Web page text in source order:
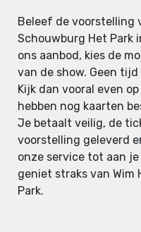
Beleef de voorstelling
Schouwburg Het Park
ons aanbod, kies de
van de show. Geen
Kijk dan vooral even
hebben nog kaarten
Je betaalt veilig, de
voorstelling geleverd
onze service tot aan
geniet straks van Wim
Park.